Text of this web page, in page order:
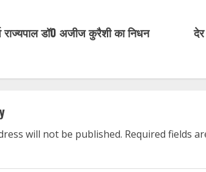
राज्यपाल डॉ0 अजीज कुरैशी का निधन
will not be published. Required fields